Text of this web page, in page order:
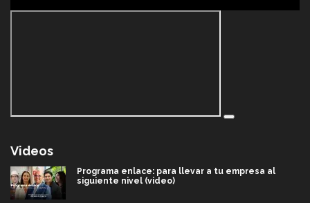
Videos
Programa enlace: para llevar a tu empresa al
siguiente nivel (video)